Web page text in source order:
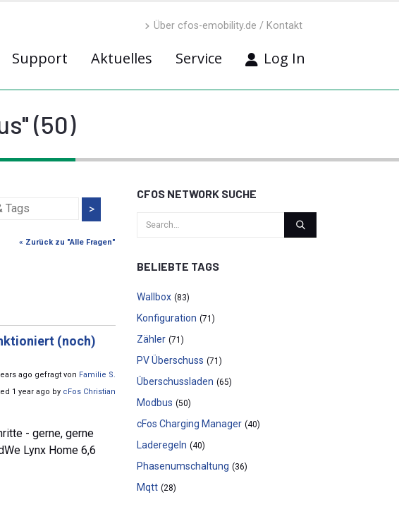
Über cfos-emobility.de / Kontakt
Support Aktuelles Service Log In
(50)
>
« Zurück zu "Alle Fragen"
(noch)
ago gefragt von Familie S.
1 year ago by cFos Christian
- gerne, gerne
Lynx Home 6,6
CFOS NETWORK SUCHE
BELIEBTE TAGS
Wallbox (83)
Konfiguration (71)
Zähler (71)
PV Überschuss (71)
Überschussladen (65)
Modbus (50)
cFos Charging Manager (40)
Laderegeln (40)
Phasenumschaltung (36)
Mqtt (28)